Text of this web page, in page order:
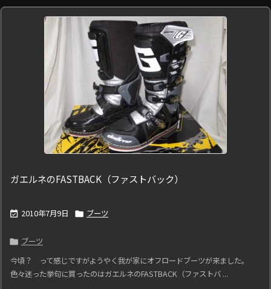
ガエルネのFASTBACK（ファストバック）
 2010年7月9日  ブーツ
 ブーツ
今頃？ って感じですがようやく我が家にオフロードブーツが来ました。
色々迷った挙句に買ったのはガエルネのFASTBACK（ファストバ ...